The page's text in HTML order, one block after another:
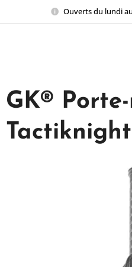
Ouverts du lundi
GK®